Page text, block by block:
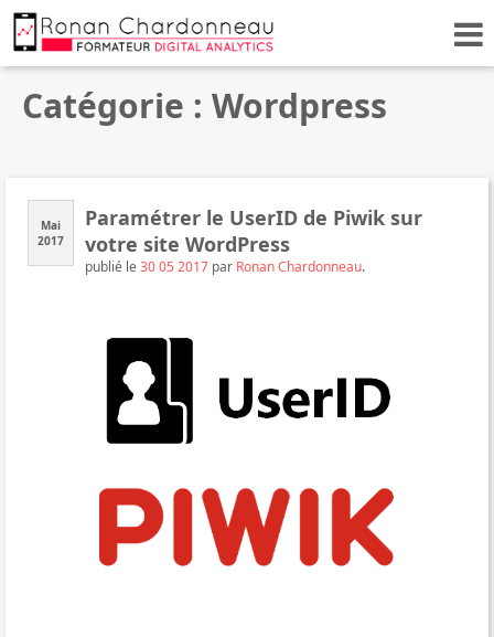
Catégorie : Wordpress
Mai
2017
Paramétrer le UserID de Piwik sur
votre site WordPress
publié le30 05 2017 par Ronan Chardonneau.